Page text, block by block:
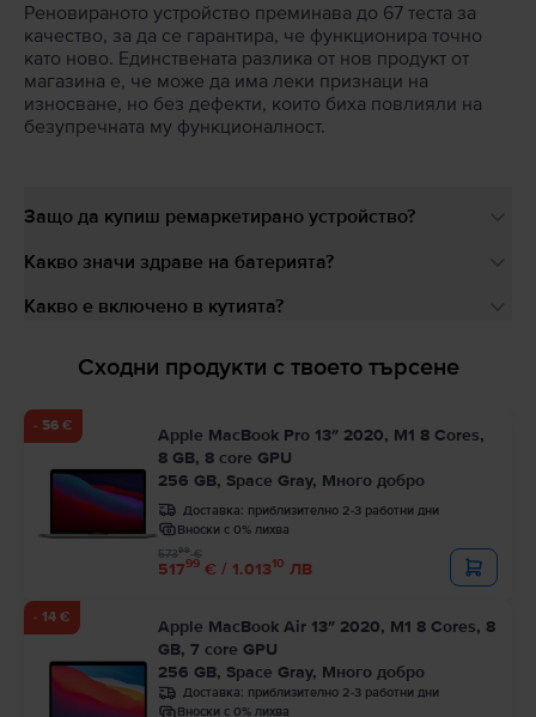
Реновираното устройство преминава до 67 теста за
качество, за да се гарантира, че функционира точно
като ново. Единствената разлика от нов продукт от
магазина е, че може да има леки признаци на
износване, но без дефекти, които биха повлияли на
безупречната му функционалност.
Защо да купиш ремаркетирано устройство?
Какво значи здраве на батерията?
Какво е включено в кутията?
Сходни продукти с твоето търсене
- 56 €
Apple MacBook Pro 13″ 2020, M1 8 Cores,
8 GB, 8 core GPU
256 GB, Space Gray, Много добро
Доставка: приблизително 2-3 работни дни
Вноски с 0% лихва
51799 € / 1.01310 ЛВ
57399€
- 14 €
Apple MacBook Air 13″ 2020, M1 8 Cores, 8
GB, 7 core GPU
256 GB, Space Gray, Много добро
Доставка: приблизително 2-3 работни дни
Вноски с 0% лихва